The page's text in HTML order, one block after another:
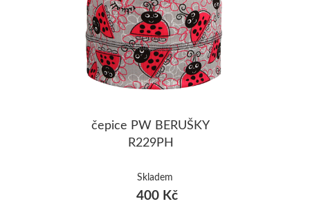
čepice PW BERUŠKY
R229PH
Skladem
400 Kč